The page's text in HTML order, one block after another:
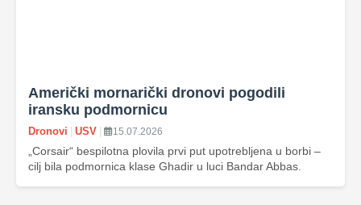
Američki mornarički dronovi pogodili
iransku podmornicu
Dronovi USV 15.07.2026
„Corsair“ bespilotna plovila prvi put upotrebljena u borbi –
cilj bila podmornica klase Ghadir u luci Bandar Abbas.